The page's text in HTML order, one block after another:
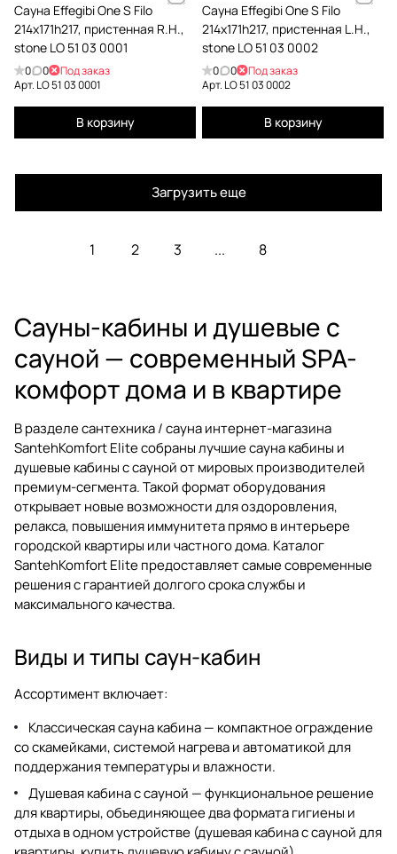
Сауна Effegibi One S Filo
214x171h217, пристенная R.H.,
stone LO 51 03 0001
0 0
Под заказ
Арт. LO 51 03 0001
В корзину
Сауна Effegibi One S Filo
214x171h217, пристенная L.H.,
stone LO 51 03 0002
0 0
Под заказ
Арт. LO 51 03 0002
В корзину
Загрузить еще
1 2 3 ... 8
Сауны-кабины и душевые с
сауной — современный SPA-
комфорт дома и в квартире
В разделесантехника / саунаинтернет-магазина
SantehKomfort Elite собраны лучшиесауна кабины и
душевые кабины с саунойот мировых производителей
премиум-сегмента. Такой формат оборудования
открывает новые возможности для оздоровления,
релакса, повышения иммунитета прямо в интерьере
городской квартиры или частного дома. Каталог
SantehKomfort Elite предоставляет самые современные
решения с гарантией долгого срока службы и
максимального качества.
Виды и типы саун-кабин
Ассортимент включает:
Классическаясауна кабина— компактное ограждение
со скамейками, системой нагрева и автоматикой для
поддержания температуры и влажности.
Душевая кабина с сауной — функциональное решение
для квартиры, объединяющее два формата гигиены и
отдыха в одном устройстве (душевая кабина с сауной для